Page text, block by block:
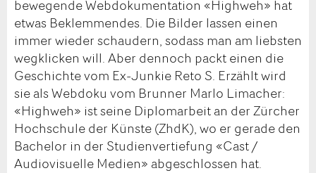
bewegende Webdokumentation «Highweh» hat
etwas Beklemmendes. Die Bilder lassen einen
immer wieder schaudern, sodass man am liebsten
wegklicken will. Aber dennoch packt einen die
Geschichte vom Ex-Junkie Reto S. Erzählt wird
sie als Webdoku vom Brunner Marlo Limacher:
«Highweh» ist seine Diplomarbeit an der Zürcher
Hochschule der Künste (ZhdK), wo er gerade den
Bachelor in der Studienvertiefung «Cast /
Audiovisuelle Medien» abgeschlossen hat.